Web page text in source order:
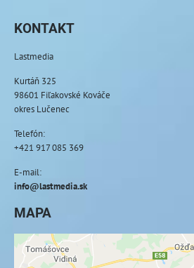
KONTAKT
Lastmedia
Kurtáň 325
98601 Fiľakovské Kováče
okres Lučenec
Telefón:
+421 917 085 369
E-mail:
info@lastmedia.sk
MAPA